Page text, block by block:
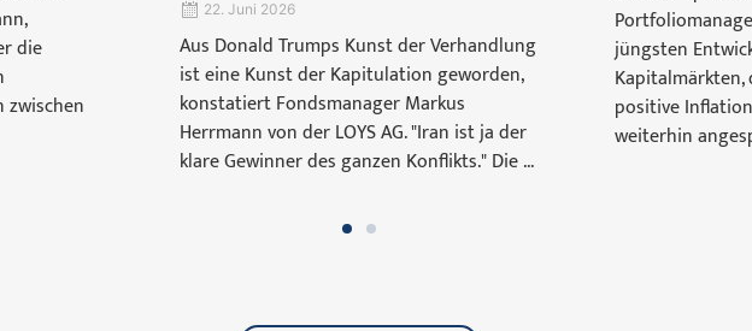
die
zwischen
22. Juni 2026
Aus Donald Trumps Kunst der Verhandlung
ist eine Kunst der Kapitulation geworden,
konstatiert Fondsmanager Markus
Herrmann von der LOYS AG. "Iran ist ja der
klare Gewinner des ganzen Konflikts." Die ...
jüngsten
Kapitalmärkten,
positive
weiterhin